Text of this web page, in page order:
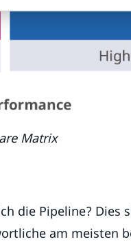
Matrix
die Pipeline? Dies
am meisten